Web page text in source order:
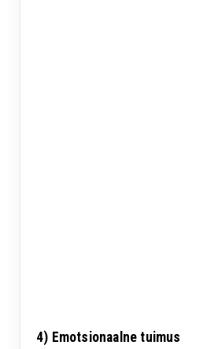
4) Emotsionaalne tuimus